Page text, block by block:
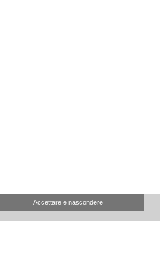
Accettare e nascondere